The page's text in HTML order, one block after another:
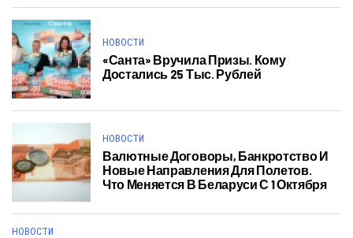
НОВОСТИ
«Санта» Вручила Призы. Кому
Достались 25 Тыс. Рублей
НОВОСТИ
Валютные Договоры, Банкротство И
Новые Направления Для Полетов.
Что Меняется В Беларуси С 1 Октября
НОВОСТИ